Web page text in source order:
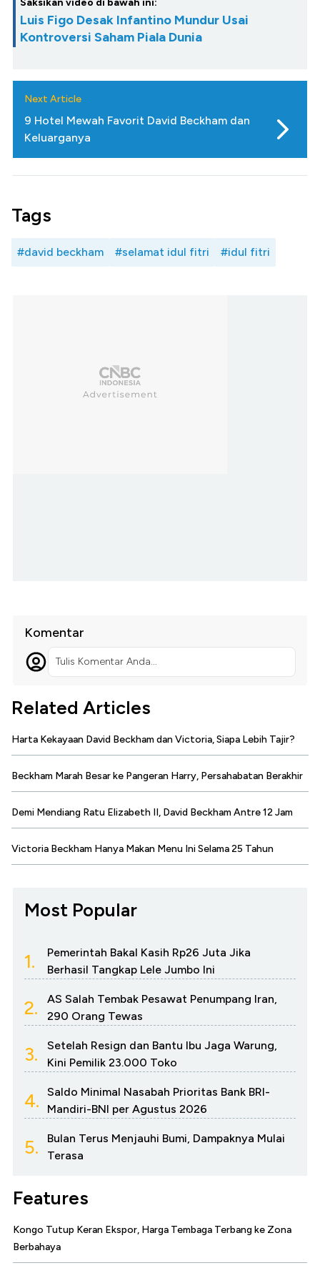
Luis Figo Desak Infantino Mundur Usai
Kontroversi Saham Piala Dunia
Next Article
9 Hotel Mewah Favorit David Beckham dan
Keluarganya
Tags
#david beckham #selamat idul fitri #idul fitri
Komentar
Tulis Komentar Anda...
Related Articles
Harta Kekayaan David Beckham dan Victoria, Siapa Lebih Tajir?
Beckham Marah Besar ke Pangeran Harry, Persahabatan Berakhir
Demi Mendiang Ratu Elizabeth II, David Beckham Antre 12 Jam
Victoria Beckham Hanya Makan Menu Ini Selama 25 Tahun
Most Popular
1.
Pemerintah Bakal Kasih Rp26 Juta Jika
Berhasil Tangkap Lele Jumbo Ini
2.
AS Salah Tembak Pesawat Penumpang Iran,
290 Orang Tewas
3.
Setelah Resign dan Bantu Ibu Jaga Warung,
Kini Pemilik 23.000 Toko
4.
Saldo Minimal Nasabah Prioritas Bank BRI-
Mandiri-BNI per Agustus 2026
5.
Bulan Terus Menjauhi Bumi, Dampaknya Mulai
Terasa
Features
Kongo Tutup Keran Ekspor, Harga Tembaga Terbang ke Zona
Berbahaya